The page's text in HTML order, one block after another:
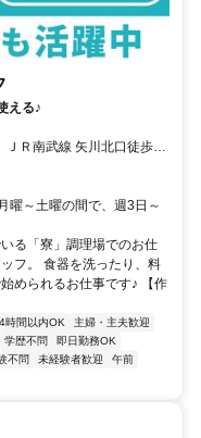
える♪
Ｒ南武線 矢川北口徒歩約
曜～土曜の間で、週3日～
る「寮」調理場でのお仕
フ。 食器を洗ったり、料
められるお仕事です♪ 【作
時間以内OK
主婦・主夫歓迎
学歴不問
即日勤務OK
不問 未経験者歓迎
午前